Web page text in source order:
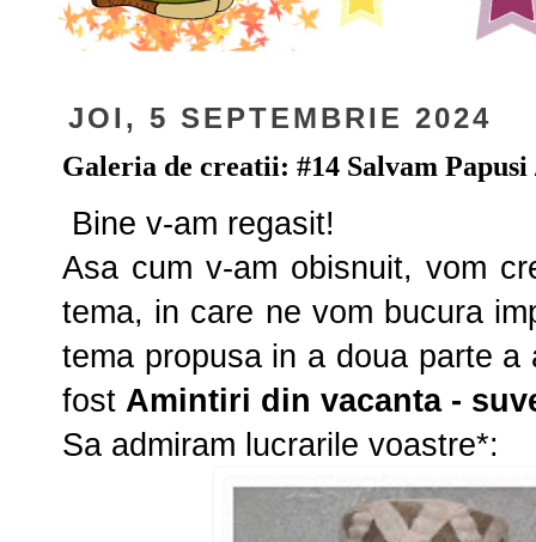
JOI, 5 SEPTEMBRIE 2024
Galeria de creatii: #14 Salvam
Bine v-am regasit!
Asa cum v-am obisnuit, vom
tema, in care ne vom bucura
tema propusa in a doua parte
fost Amintiri din vacanta -
Sa admiram lucrarile voastre*: